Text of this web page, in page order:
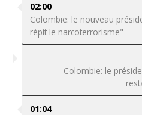
02:00
Colombie: le nouveau
répit le narcoterrorisme"
Colombie: le
01:04